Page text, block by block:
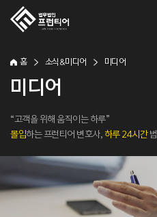
홈 소식&미디어 미디어
미디어
“고객을 위해 움직이는 하루”
몰입하는 프런티어 변호사, 하루 24시간